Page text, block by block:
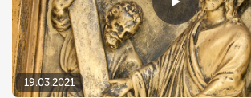
19.03.2021